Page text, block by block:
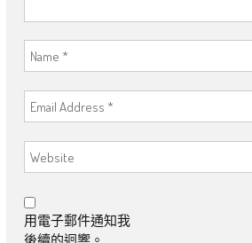
用電子郵件通知我